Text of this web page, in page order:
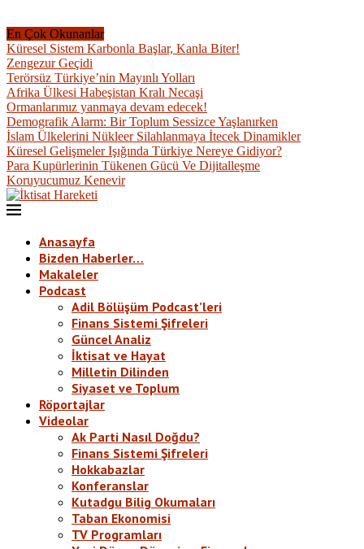
En Çok Okunanlar
Küresel Sistem Karbonla Başlar, Kanla Biter!
Zengezur Geçidi
Terörsüz Türkiye’nin Mayınlı Yolları
Afrika Ülkesi Habeşistan Kralı Necaşi
Ormanlarımız yanmaya devam edecek!
Demografik Alarm: Bir Toplum Sessizce Yaşlanırken
İslam Ülkelerini Nükleer Silahlanmaya İtecek Dinamikler
Küresel Gelişmeler Işığında Türkiye Nereye Gidiyor?
Para Kupürlerinin Tükenen Gücü Ve Dijitalleşme
Koruyucumuz Kenevir
Anasayfa
Bizden Haberler…
Makaleler
Podcast
Adil Bölüşüm Podcast’leri
Finans Sistemi Şifreleri
Güncel Analiz
İktisat ve Hayat
Milletin Dilinden
Siyaset ve Toplum
Röportajlar
Videolar
Ak Parti Nasıl Doğdu?
Finans Sistemi Şifreleri
Hokkabazlar
Konferanslar
Kutadgu Bilig Okumaları
Taban Ekonomisi
TV Programları